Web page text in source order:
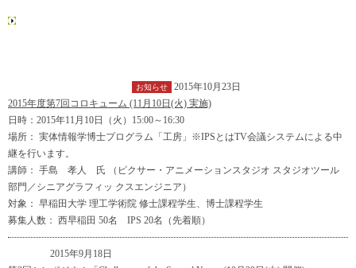
お知らせ
2015年10月23日
2015年度第7回コロキューム (11月10日(火) 実施)
日時：2015年11月10日（火）15:00～16:30
場所： 実体情報学博士プログラム「工房」※IPSとはTV会議システムによる中
継を行います。
講師： 手島 孝人 氏 （ピクサー・アニメーションスタジオ スタジオツール
部門／シニアグラフィッ クスエンジニア）
対象： 早稲田大学 理工学術院 修士課程学生、博士課程学生
募集人数： 西早稲田 50名 IPS 20名（先着順）
2015年9月18日